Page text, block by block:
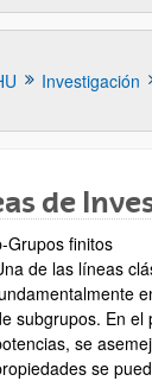
Investigación
de
Grupos finitos
de las líneas
subgrupos. En el
se
se